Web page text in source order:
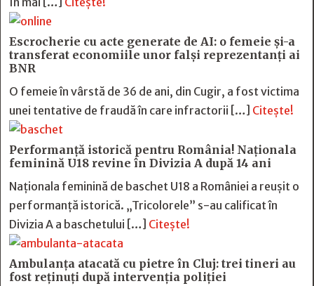
Escrocherie cu acte generate de AI: o femeie și-a
transferat economiile unor falși reprezentanți ai
BNR
O femeie în vârstă de 36 de ani, din Cugir, a fost victima
unei tentative de fraudă în care infractorii […] Citește!
Performanță istorică pentru România! Naționala
feminină U18 revine în Divizia A după 14 ani
Naționala feminină de baschet U18 a României a reușit o
performanță istorică. „Tricolorele” s-au calificat în
Divizia A a baschetului […] Citește!
Ambulanța atacată cu pietre în Cluj: trei tineri au
fost reținuți după intervenția poliției